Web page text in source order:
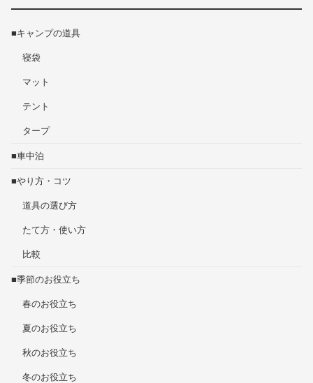
■キャンプの道具
寝袋
マット
テント
タープ
■車中泊
■やり方・コツ
道具の選び方
たて方・使い方
比較
■季節のお役立ち
春のお役立ち
夏のお役立ち
秋のお役立ち
冬のお役立ち